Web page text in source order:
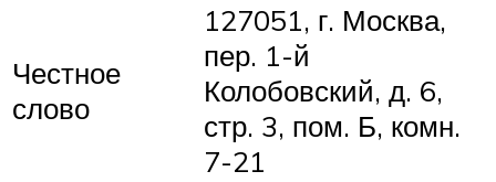
Честное
слово
127051, г. Москва,
пер. 1-й
Колобовский, д. 6,
стр. 3, пом. Б, комн.
7-21